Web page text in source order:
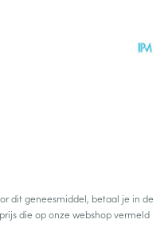
dit geneesmiddel, betaal je in de
die op onze webshop vermeld